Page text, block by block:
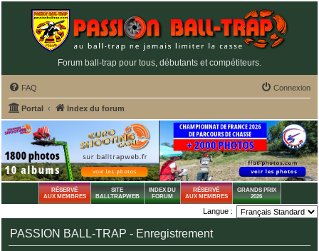
Forum ball-trap pour tous, débutants et compétiteurs.
FAQ Connexion
Portal Index du forum
RÉSERVÉ
AUX MEMBRES
SITE
BALLTRAPWEB
INDEX DU
FORUM
RÉSERVÉ
AUX MEMBRES
GRANDS PRIX
2026
Langue :
PASSION BALL-TRAP - Enregistrement